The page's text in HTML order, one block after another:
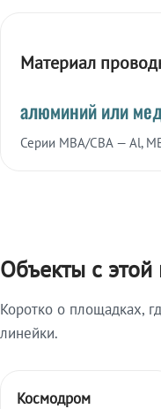
Материал
алюминий или
Серии МВА/СВА — Al,
Объекты с
Коротко о площадках,
линейки.
Космодром